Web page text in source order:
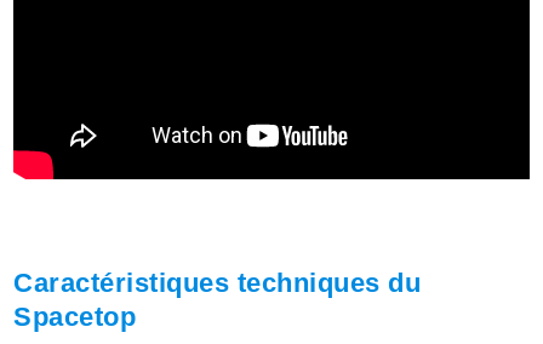
Caractéristiques techniques du
Spacetop